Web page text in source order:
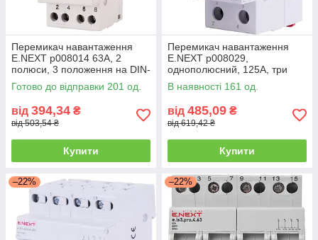
Перемикач навантаження
E.NEXT p008014 63А, 2
полюси, 3 положення на DIN-
рейку
Готово до відправки 201 од.
від 394,34 ₴
від 503,54 ₴
Купити
Перемикач навантаження
E.NEXT p008029,
однополюсний, 125А, три
положення на DIN-рейку
В наявності 161 од.
від 485,09 ₴
від 619,42 ₴
Купити
–22% –22%